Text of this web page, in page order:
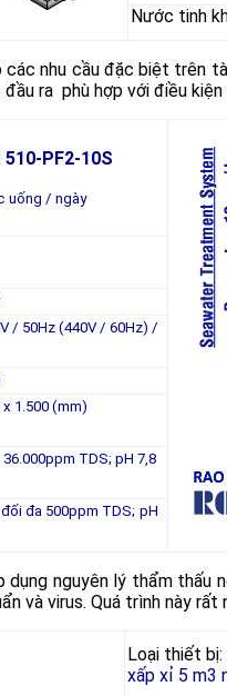
Nước tinh
các nhu cầu đặc biệt trên
ra phù hợp với điều
510-PF2-10S
uống / ngày
/ 50Hz (440V / 60Hz) /
x 1.500 (mm)
36.000ppm TDS; pH 7,8
đa 500ppm TDS; pH
dụng nguyên lý thẩm
và virus. Quá trình này
Loại thiết bị:
xấp xỉ 5 m3